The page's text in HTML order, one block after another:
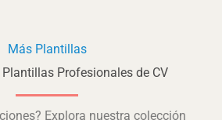
Más Plantillas
Profesionales de CV
Explora nuestra colección